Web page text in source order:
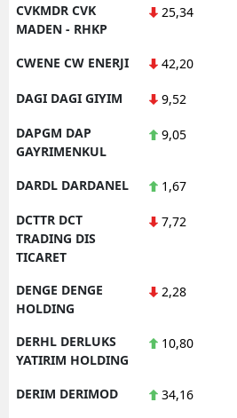
CVKMDR CVK
MADEN - RHKP
25,34
CWENE CW ENERJI 42,20
DAGI DAGI GIYIM 9,52
DAPGM DAP
GAYRIMENKUL
9,05
DARDL DARDANEL 1,67
DCTTR DCT
TRADING DIS
TICARET
7,72
DENGE DENGE
HOLDING
2,28
DERHL DERLUKS
YATIRIM HOLDING
10,80
DERIM DERIMOD 34,16